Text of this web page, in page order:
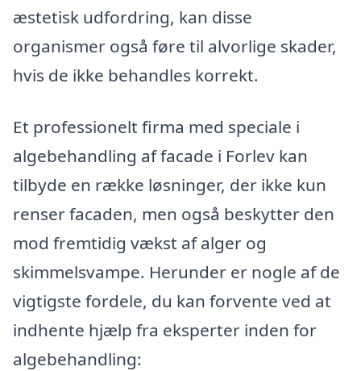
æstetisk udfordring, kan disse
organismer også føre til alvorlige skader,
hvis de ikke behandles korrekt.
Et professionelt firma med speciale i
algebehandling af facade i Forlev kan
tilbyde en række løsninger, der ikke kun
renser facaden, men også beskytter den
mod fremtidig vækst af alger og
skimmelsvampe. Herunder er nogle af de
vigtigste fordele, du kan forvente ved at
indhente hjælp fra eksperter inden for
algebehandling: